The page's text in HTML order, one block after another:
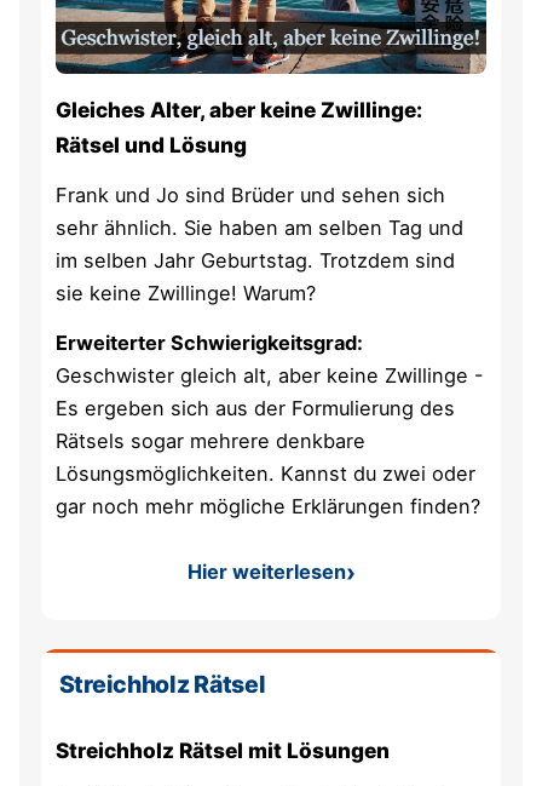
Gleiches Alter, aber keine Zwillinge:
Rätsel und Lösung
Frank und Jo sind Brüder und sehen sich
sehr ähnlich. Sie haben am selben Tag und
im selben Jahr Geburtstag. Trotzdem sind
sie keine Zwillinge! Warum?
Erweiterter Schwierigkeitsgrad:
Geschwister gleich alt, aber keine Zwillinge -
Es ergeben sich aus der Formulierung des
Rätsels sogar mehrere denkbare
Lösungsmöglichkeiten. Kannst du zwei oder
gar noch mehr mögliche Erklärungen finden?
Hier weiterlesen: Gleiches Alter, aber keine
Streichholz Rätsel
Streichholz Rätsel mit Lösungen